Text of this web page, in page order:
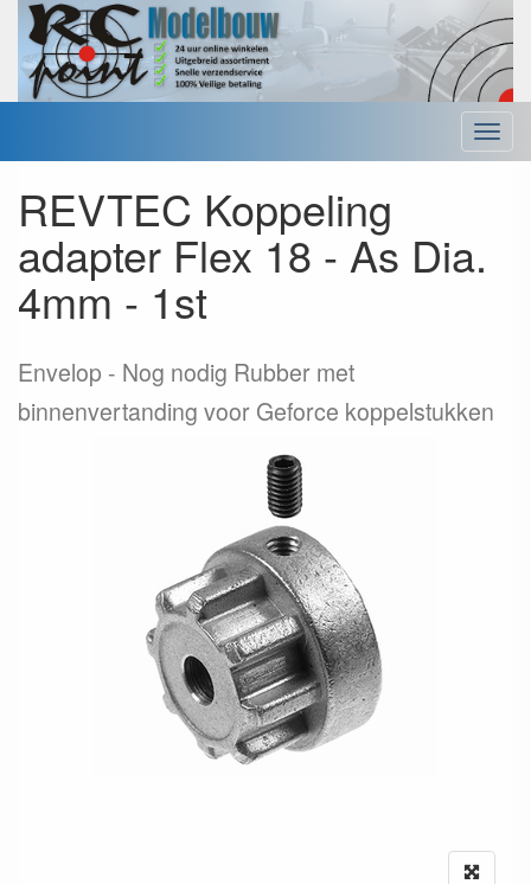
Menu
REVTEC Koppeling
adapter Flex 18 - As Dia.
4mm - 1st
Envelop
Nog nodig Rubber met
binnenvertanding voor Geforce koppelstukken